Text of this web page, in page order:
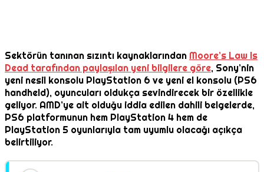
Sektörün tanınan sızıntı kaynaklarından Moore’s Law Is
Dead tarafından paylaşılan yeni bilgilere göre, Sony’nin
yeni nesil konsolu PlayStation 6 ve yeni el konsolu (PS6
handheld), oyuncuları oldukça sevindirecek bir özellikle
geliyor. AMD’ye ait olduğu iddia edilen dahili belgelerde,
PS6 platformunun hem PlayStation 4 hem de
PlayStation 5 oyunlarıyla tam uyumlu olacağı açıkça
belirtiliyor.